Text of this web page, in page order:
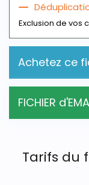
Exclusion de vos
Achetez ce
FICHIER
Tarifs du